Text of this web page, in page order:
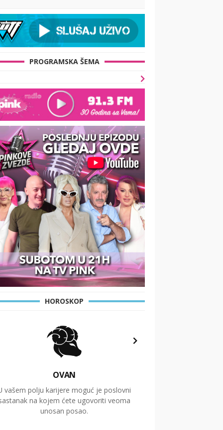
PROGRAMSKA ŠEMA
HOROSKOP
OVAN
vašem polju karijere moguć je poslovni
na kojem ćete ugovoriti veoma
unosan posao.